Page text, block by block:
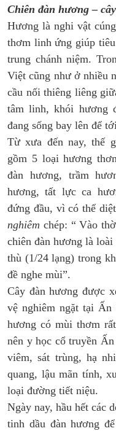
Chiên đàn hương –
Hương là nghi vật
thơm linh ứng giúp
trung chánh niệm.
Việt cũng như ở nhiều
cầu nối thiêng liêng
tâm linh, khói hương
đang sống bay lên để
Từ xưa đến nay, thế
gồm 5 loại hương
đàn hương, trầm
hương, tất lực ca
đứng đầu, vì có thể
nghiêm chép: “ Vào
chiên đàn hương là
thù (1/24 lạng) trong
đề nghe mùi”.
Cây đàn hương được
vệ nghiêm ngặt tại
hương có mùi thơm
nên y học cổ truyền
viêm, sát trùng, hạ
quang, lậu mãn tính,
loại đường tiết niệu.
Ngày nay, hầu hết các
tinh dầu đàn hương